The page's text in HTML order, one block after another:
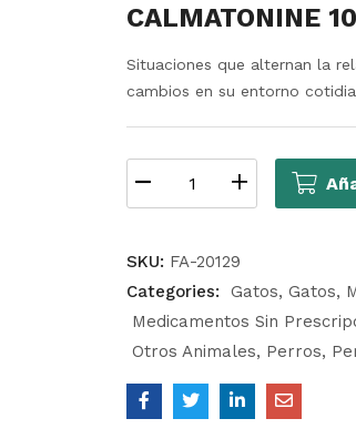
CALMATONINE
Situaciones que alternan la
cambios en su entorno
SKU: FA-20129
Categories:
Gatos Gatos
Medicamentos Sin
Otros Animales
Perros